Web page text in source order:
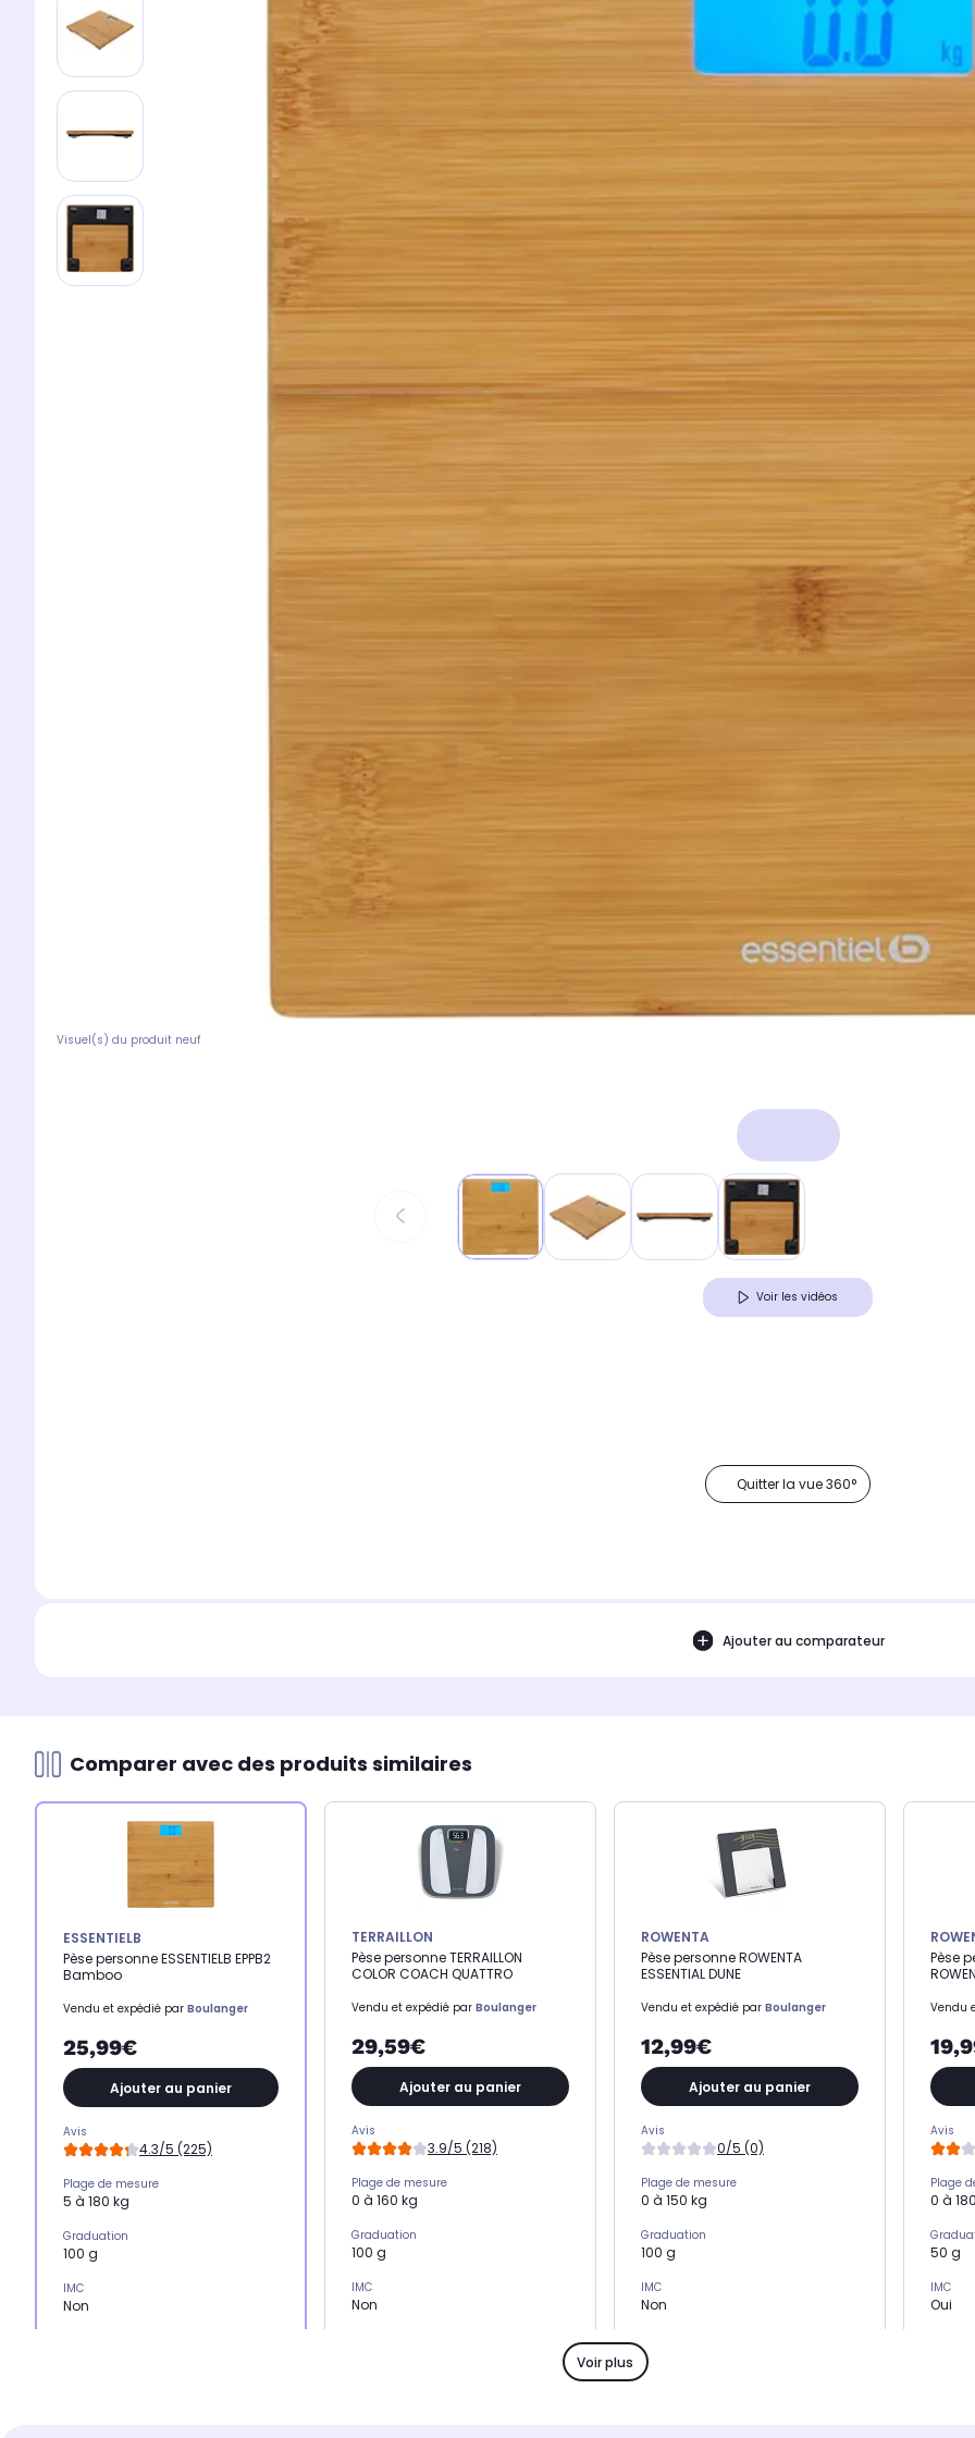
Visuel(s) du produit neuf
Voir les vidéos
Quitter la vue 360°
Ajouter au comparateur
Comparer avec des produits similaires
ESSENTIELB
Pèse personne ESSENTIELB EPPB2
Bamboo
Vendu et expédié par Boulanger
25,99€
Ajouter au panier
Avis
4.3/5 (225)
Plage de mesure
5 à 180 kg
Graduation
100 g
IMC
Non
TERRAILLON
Pèse personne TERRAILLON
COLOR COACH QUATTRO
Vendu et expédié par Boulanger
29,59€
Ajouter au panier
Avis
3.9/5 (218)
Plage de mesure
0 à 160 kg
Graduation
100 g
IMC
Non
ROWENTA
Pèse personne ROWENTA
ESSENTIAL DUNE
Vendu et expédié par Boulanger
12,99€
Ajouter au panier
Avis
0/5 (0)
Plage de mesure
0 à 150 kg
Graduation
100 g
IMC
Non
2 piles AAA fournies
Pèse
Vendu
Avis
Plage
0 à
50 g
IMC
Oui
Voir plus